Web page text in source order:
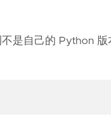
是自己的 Python